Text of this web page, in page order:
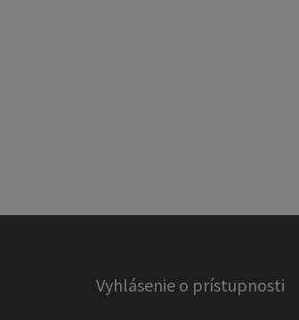
Vyhlásenie o prístupnosti